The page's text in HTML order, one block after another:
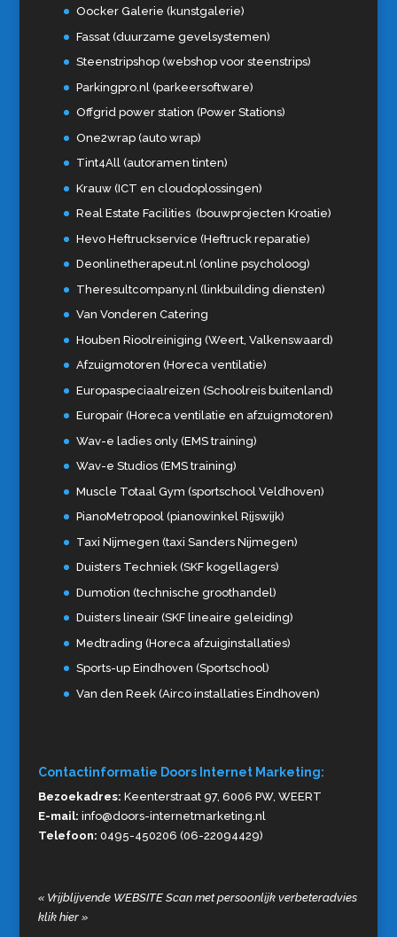
Oocker Galerie (kunstgalerie)
Fassat (duurzame gevelsystemen)
Steenstripshop (webshop voor steenstrips)
Parkingpro.nl (parkeersoftware)
Offgrid power station (Power Stations)
One2wrap (auto wrap)
Tint4All (autoramen tinten)
Krauw (ICT en cloudoplossingen)
Real Estate Facilities (bouwprojecten Kroatie)
Hevo Heftruckservice (Heftruck reparatie)
Deonlinetherapeut.nl (online psycholoog)
Theresultcompany.nl (linkbuilding diensten)
Van Vonderen Catering
Houben Rioolreiniging (Weert, Valkenswaard)
Afzuigmotoren (Horeca ventilatie)
Europaspeciaalreizen (Schoolreis buitenland)
Europair (Horeca ventilatie en afzuigmotoren)
Wav-e ladies only (EMS training)
Wav-e Studios (EMS training)
Muscle Totaal Gym (sportschool Veldhoven)
PianoMetropool (pianowinkel Rijswijk)
Taxi Nijmegen (taxi Sanders Nijmegen)
Duisters Techniek (SKF kogellagers)
Dumotion (technische groothandel)
Duisters lineair (SKF lineaire geleiding)
Medtrading (Horeca afzuiginstallaties)
Sports-up Eindhoven (Sportschool)
Van den Reek (Airco installaties Eindhoven)
Contactinformatie Doors Internet Marketing:
Bezoekadres: Keenterstraat 97, 6006 PW, WEERT
E-mail: info@doors-internetmarketing.nl
Telefoon: 0495-450206 (06-22094429)
« Vrijblijvende WEBSITE Scan met persoonlijk verbeteradvies
klik hier»